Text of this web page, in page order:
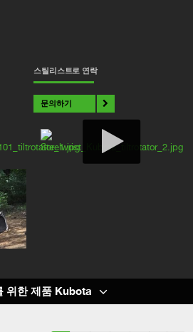
스틸리스트로 연락
문의하기
위한 제품 Kubota